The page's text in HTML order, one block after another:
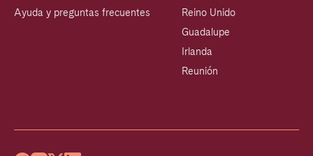
Ayuda y preguntas frecuentes
Reino Unido
Guadalupe
Irlanda
Reunión